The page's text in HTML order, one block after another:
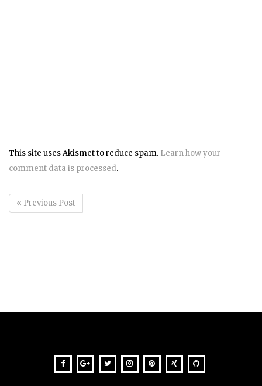
This site uses Akismet to reduce spam. Learn how your
comment data is processed.
« Previous Post